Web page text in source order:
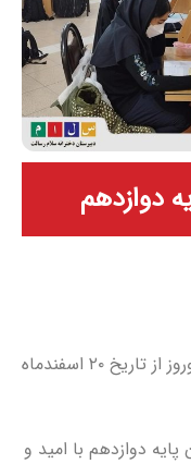
دوازدهم
اردوی مطالعاتی پایه دوازدهم ویژه ایام نوروز از تاریخ ۲۰ اسفندماه
دوازدهم با امید و